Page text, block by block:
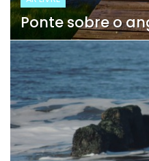
Ponte sobre o